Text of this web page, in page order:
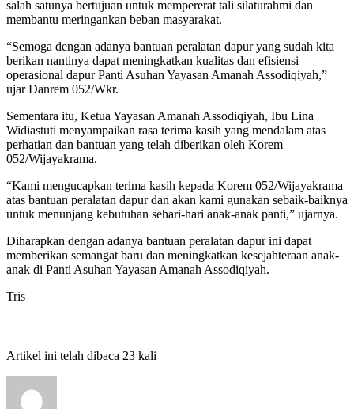
salah satunya bertujuan untuk mempererat tali silaturahmi dan
membantu meringankan beban masyarakat.
“Semoga dengan adanya bantuan peralatan dapur yang sudah kita
berikan nantinya dapat meningkatkan kualitas dan efisiensi
operasional dapur Panti Asuhan Yayasan Amanah Assodiqiyah,”
ujar Danrem 052/Wkr.
Sementara itu, Ketua Yayasan Amanah Assodiqiyah, Ibu Lina
Widiastuti menyampaikan rasa terima kasih yang mendalam atas
perhatian dan bantuan yang telah diberikan oleh Korem
052/Wijayakrama.
“Kami mengucapkan terima kasih kepada Korem 052/Wijayakrama
atas bantuan peralatan dapur dan akan kami gunakan sebaik-baiknya
untuk menunjang kebutuhan sehari-hari anak-anak panti,” ujarnya.
Diharapkan dengan adanya bantuan peralatan dapur ini dapat
memberikan semangat baru dan meningkatkan kesejahteraan anak-
anak di Panti Asuhan Yayasan Amanah Assodiqiyah.
Tris
Artikel ini telah dibaca 23 kali